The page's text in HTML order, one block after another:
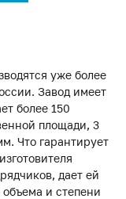
уже более
Завод имеет
более 150
площади, 3
Что гарантирует
дает ей
и степени